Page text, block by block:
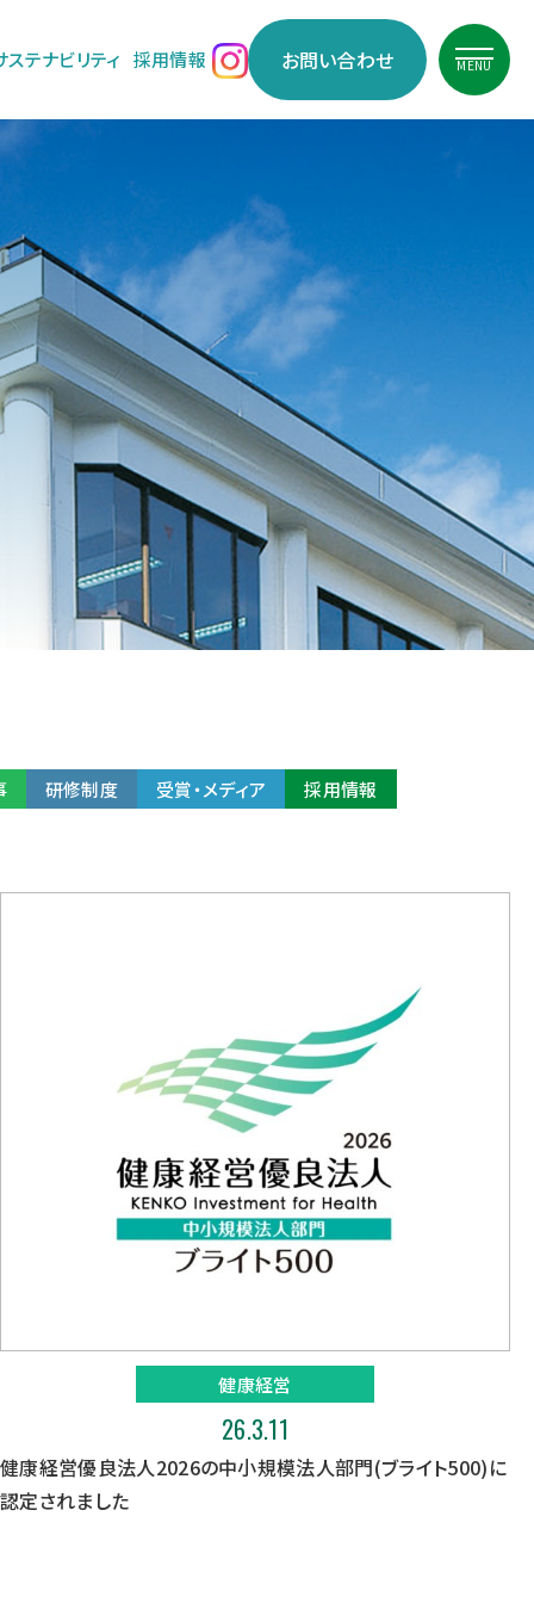
ステナビリティ 採用情報 お問い合わせ MENU
研修制度 受賞・メディア 採用情報
健康経営
26.3.11
健康経営優良法人2026の中小規模法人部門(ブライト500)に
認定されました